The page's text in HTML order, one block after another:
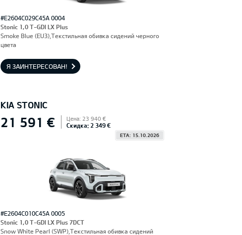
#E2604C029C45A 0004
Stonic 1,0 T-GDI LX Plus
Smoke Blue (EU3),Текстильная обивка сидений черного
цвета
Я ЗАИНТЕРЕСОВАН!
KIA STONIC
21 591 € Цена: 23 940 €
Скидка: 2 349 €
ETA: 15.10.2026
#E2604C010C45A 0005
Stonic 1,0 T-GDI LX Plus 7DCT
Snow White Pearl (SWP),Текстильная обивка сидений